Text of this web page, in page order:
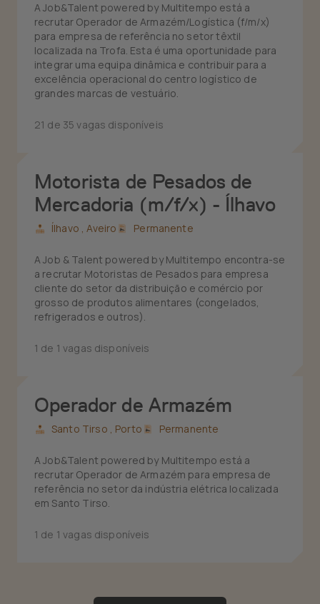
A Job&Talent powered by Multitempo está a
recrutar Operador de Armazém/Logística (f/m/x)
para empresa de referência no setor têxtil
localizada na Trofa. Esta é uma oportunidade para
integrar uma equipa dinâmica e contribuir para a
excelência operacional do centro logístico de
grandes marcas de vestuário.
21 de 35 vagas disponíveis
Motorista de Pesados de
Mercadoria (m/f/x) - Ílhavo
Ílhavo ,Aveiro Permanente
A Job & Talent powered by Multitempo encontra-se
a recrutar Motoristas de Pesados para empresa
cliente do setor da distribuição e comércio por
grosso de produtos alimentares (congelados,
refrigerados e outros).
1 de 1 vagas disponíveis
Operador de Armazém
Santo Tirso , Porto Permanente
A Job&Talent powered by Multitempo está a
recrutar Operador de Armazém para empresa de
referência no setor da indústria elétrica localizada
em Santo Tirso.
1 de 1 vagas disponíveis